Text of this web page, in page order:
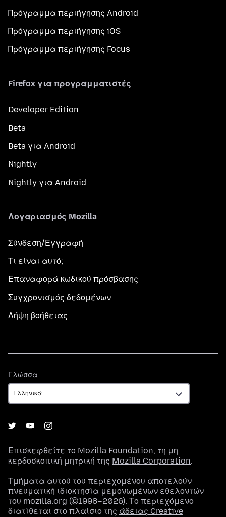
Πρόγραμμα περιήγησης Android
Πρόγραμμα περιήγησης iOS
Πρόγραμμα περιήγησης Focus
Firefox για προγραμματιστές
Developer Edition
Beta
Beta για Android
Nightly
Nightly για Android
Λογαριασμός Mozilla
Σύνδεση/Εγγραφή
Τι είναι αυτό;
Επαναφορά κωδικού πρόσβασης
Συγχρονισμός δεδομένων
Λήψη βοήθειας
Γλώσσα
Επισκεφθείτε το Mozilla Foundation, τη μη
κερδοσκοπική μητρική της Mozilla Corporation.
Τμήματα αυτού του περιεχομένου αποτελούν
πνευματική ιδιοκτησία μεμονωμένων εθελοντών
του mozilla.org (©1998–2026). Το περιεχόμενο
διατίθεται στο πλαίσιο της άδειας Creative